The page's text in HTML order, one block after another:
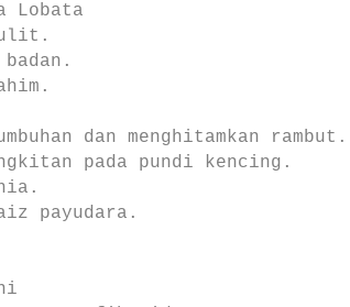
Lobata
badan.
dan menghitamkan rambut.
pada pundi kencing.
payudara.